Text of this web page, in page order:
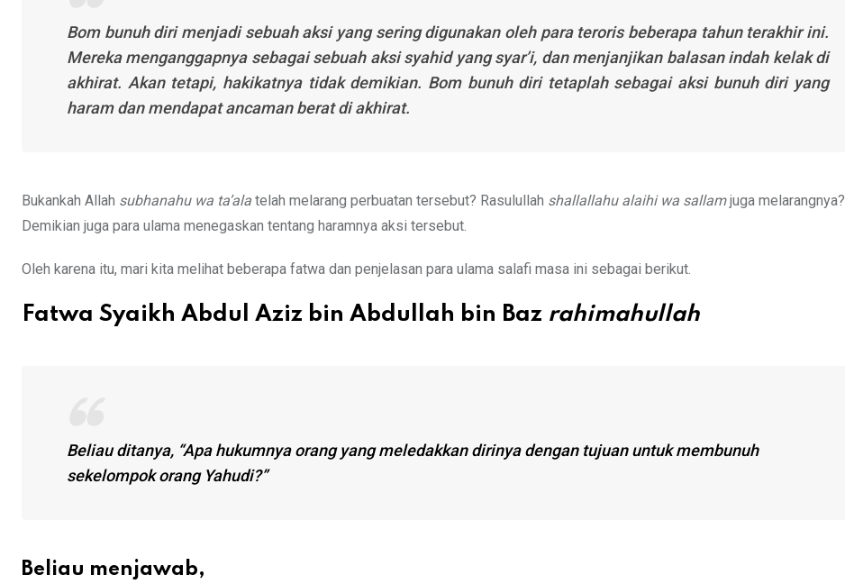
Bom bunuh diri menjadi sebuah aksi yang sering digunakan oleh para teroris beberapa tahun terakhir ini.
Mereka menganggapnya sebagai sebuah aksi syahid yang syar’i, dan menjanjikan balasan indah kelak di
akhirat. Akan tetapi, hakikatnya tidak demikian. Bom bunuh diri tetaplah sebagai aksi bunuh diri yang
haram dan mendapat ancaman berat di akhirat.
Bukankah Allah subhanahu wa ta’ala telah melarang perbuatan tersebut? Rasulullah shallallahu alaihi wa sallamjuga melarangnya?
Demikian juga para ulama menegaskan tentang haramnya aksi tersebut.
Oleh karena itu, mari kita melihat beberapa fatwa dan penjelasan para ulama salafi masa ini sebagai berikut.
Fatwa Syaikh Abdul Aziz bin Abdullah bin Baz rahimahullah
Beliau ditanya, “Apa hukumnya orang yang meledakkan dirinya dengan tujuan untuk membunuh
sekelompok orang Yahudi?”
Beliau menjawab,